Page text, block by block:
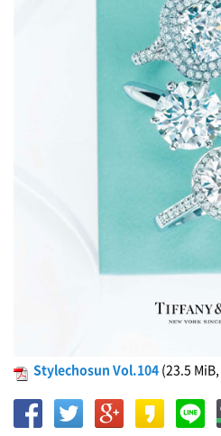
Stylechosun Vol.104 (23.5